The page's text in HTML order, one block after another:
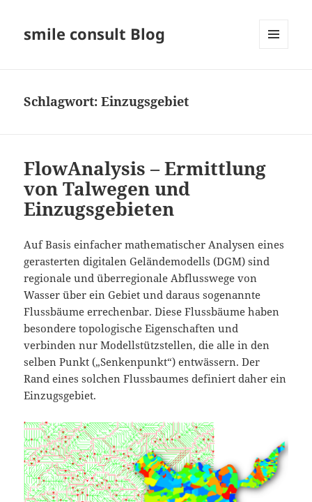
smile consult Blog
Schlagwort:Einzugsgebiet
FlowAnalysis – Ermittlung
von Talwegen und
Einzugsgebieten
Auf Basis einfacher mathematischer Analysen eines
gerasterten digitalen Geländemodells (DGM) sind
regionale und überregionale Abflusswege von
Wasser über ein Gebiet und daraus sogenannte
Flussbäume errechenbar. Diese Flussbäume haben
besondere topologische Eigenschaften und
verbinden nur Modellstützstellen, die alle in den
selben Punkt („Senkenpunkt“) entwässern. Der
Rand eines solchen Flussbaumes definiert daher ein
Einzugsgebiet.